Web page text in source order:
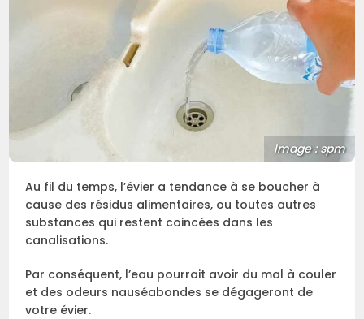
Image : spm
Au fil du temps, l’évier a tendance à se boucher à
cause des résidus alimentaires, ou toutes autres
substances qui restent coincées dans les
canalisations.
Par conséquent, l’eau pourrait avoir du mal à couler
et des odeurs nauséabondes se dégageront de
votre évier.